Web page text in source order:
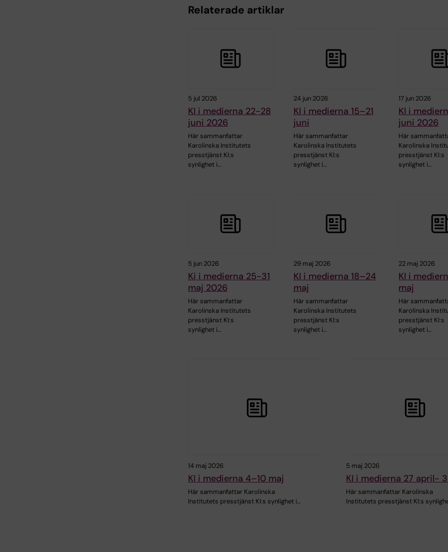
Relaterade artiklar
5 jul 2026
KI i medierna 22-28
juni 2026
Här sammanfattar
Karolinska Institutets
presstjänst KI:s
synlighet i…
24 jun 2026
KI i medierna 15–21
juni
Här sammanfattar
Karolinska Institutets
presstjänst KI:s
synlighet i…
17 jun 2026
KI i
juni 2026
Här
Karolinska
presstjänst KI:s
synlighet i…
5 jun 2026
Ki i medierna 25-31
maj 2026
Här sammanfattar
Karolinska Institutets
presstjänst KI:s
synlighet i…
29 maj 2026
KI i medierna 18–24
maj
Här sammanfattar
Karolinska Institutets
presstjänst KI:s
synlighet i…
22 maj 2026
KI i
maj
Här
Karolinska
presstjänst KI:s
synlighet i…
14 maj 2026
KI i medierna 4–10 maj
Här sammanfattar Karolinska
Institutets presstjänst KI:s synlighet i…
5 maj 2026
KI i medierna 27 april-
Här sammanfattar Karolinska
Institutets presstjänst KI:s